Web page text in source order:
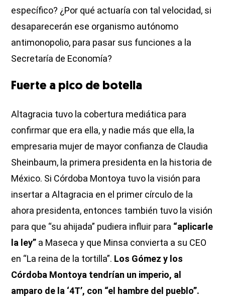
específico? ¿Por qué actuaría con tal velocidad, si
desaparecerán ese organismo autónomo
antimonopolio, para pasar sus funciones a la
Secretaría de Economía?
Fuerte a pico de botella
Altagracia tuvo la cobertura mediática para
confirmar que era ella, y nadie más que ella, la
empresaria mujer de mayor confianza de Claudia
Sheinbaum, la primera presidenta en la historia de
México. Si Córdoba Montoya tuvo la visión para
insertar a Altagracia en el primer círculo de la
ahora presidenta, entonces también tuvo la visión
para que “su ahijada” pudiera influir para “aplicarle
la ley” a Maseca y que Minsa convierta a su CEO
en “La reina de la tortilla”. Los Gómez y los
Córdoba Montoya tendrían un imperio, al
amparo de la ‘4T’, con “el hambre del pueblo”.